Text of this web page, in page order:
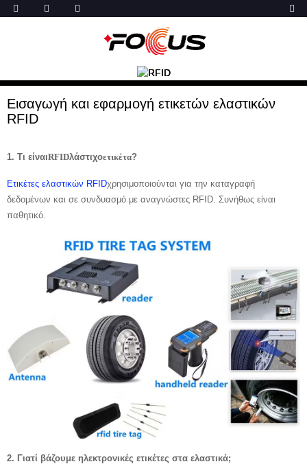
Εισαγωγή και εφαρμογή ετικετών ελαστικών
RFID
1. Τι είναιRFIDλάστιχοετικέτα?
Ετικέτες ελαστικών RFIDχρησιμοποιούνται για την καταγραφή
δεδομένων και σε συνδυασμό με αναγνώστες RFID. Συνήθως είναι
παθητικό.
2. Γιατί βάζουμε ηλεκτρονικές ετικέτες στα ελαστικά;